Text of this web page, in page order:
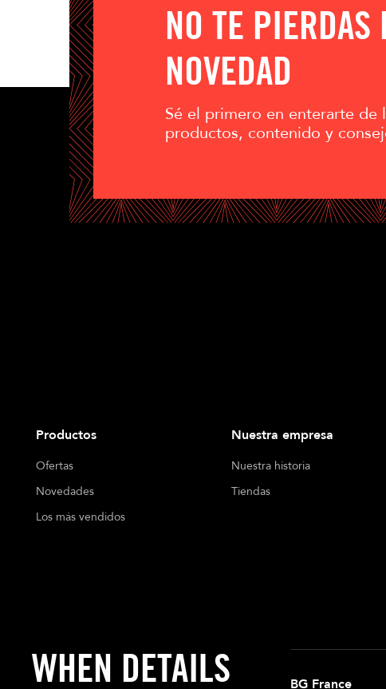
NO TE PIERDAS
NOVEDAD
Sé el primero en enterarte de
productos, contenido y
Productos
Ofertas
Novedades
Los más vendidos
Nuestra empresa
Nuestra historia
Tiendas
WHEN DETAILS
BG France